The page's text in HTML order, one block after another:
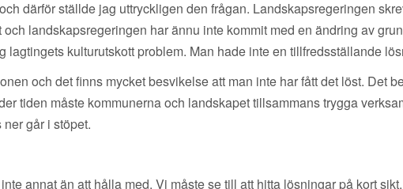
därför ställde jag uttryckligen den frågan. Landskapsregeringen
landskapsregeringen har ännu inte kommit med en ändring av
lagtingets kulturutskott problem. Man hade inte en tillfredsställande
och det finns mycket besvikelse att man inte har fått det löst. Det
tiden måste kommunerna och landskapet tillsammans trygga
går i stöpet.
annat än att hålla med. Vi måste se till att hitta lösningar på kort sikt.